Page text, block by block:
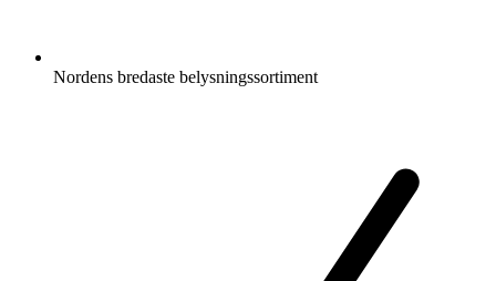
Nordens bredaste belysningssortiment